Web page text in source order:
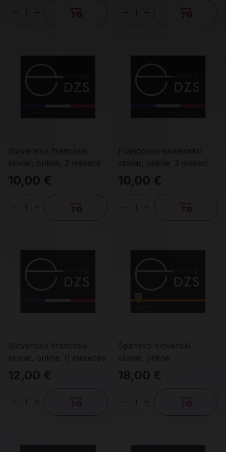
Količina Količina
Slovensko-francoski
slovar, online, 3 mesece
10,00 €
Količina
Francosko-slovensko
slovar, online, 3 meseci
10,00 €
Količina
Slovensko-francoski
slovar, online, 6 mesecev
12,00 €
Količina
Špansko-slovenski
slovar, online
18,00 €
Količina